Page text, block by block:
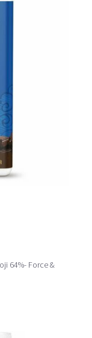
64%- Force &